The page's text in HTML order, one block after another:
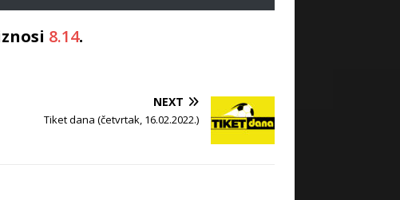
8.14.
NEXT
Tiket dana (četvrtak, 16.02.2022.)